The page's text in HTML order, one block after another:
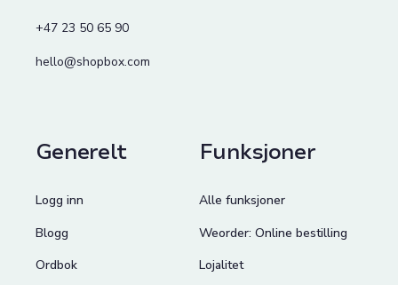
+47 23 50 65 90
hello@shopbox.com
Generelt
Logg inn
Blogg
Ordbok
Funksjoner
Alle funksjoner
Weorder: Online bestilling
Lojalitet